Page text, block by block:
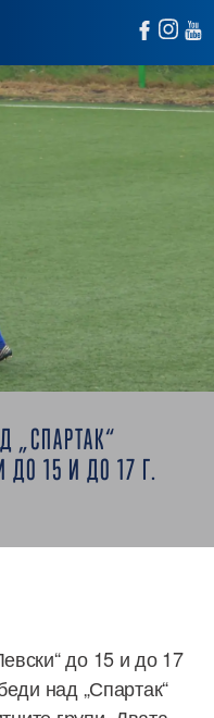
„СПАРТАК“
15 И ДО 17 Г.
до 15 и до 17
над „Спартак“